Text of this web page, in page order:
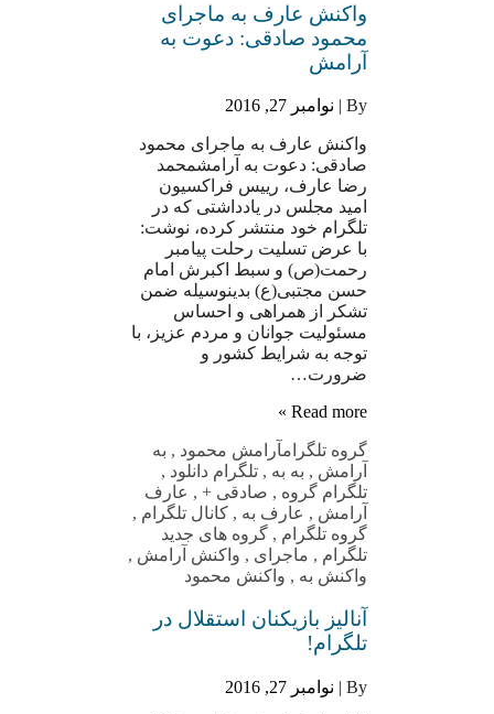
واکنش عارف به ماجرای
محمود صادقی: دعوت به
آرامش
By | نوامبر 27, 2016
واکنش عارف به ماجرای محمود
صادقی: دعوت به آرامشمحمد
رضا عارف، رییس فراکسیون
امید مجلس در یادداشتی که در
تلگرام خود منتشر کرده، نوشت:
با عرض تسلیت رحلت پیامبر
رحمت(ص) و سبط اکبرش امام
حسن مجتبی(ع) بدینوسیله ضمن
تشکر از همراهی و احساس
مسئولیت جوانان و مردم عزیز، با
توجه به شرایط کشور و
ضرورت…
Read more »
گروه تلگرامآرامش محمود , به
آرامش , به به , تلگرام دانلود ,
تلگرام گروه , صادقی +, عارف
آرامش , عارف به , کانال تلگرام ,
گروه تلگرام , گروه های جدید
تلگرام , ماجرای , واکنش آرامش ,
واکنش به , واکنش محمود
آنالیز بازیکنان استقلال در
تلگرام!
By | نوامبر 27, 2016